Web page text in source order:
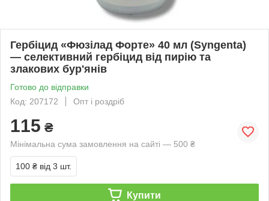
Гербіцид «Фюзілад Форте» 40 мл (Syngenta)
— селективний гербіцид від пирію та
злакових бур'янів
Готово до відправки
Код: 207172
Опт і роздріб
115 ₴
Мінімальна сума замовлення на сайті — 500 ₴
100 ₴ від 3 шт.
Купити